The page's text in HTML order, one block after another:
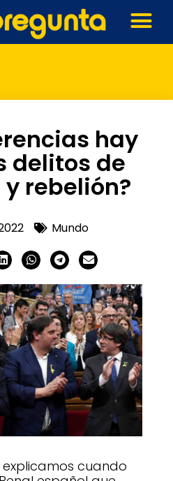
hay
delitos de
rebelión?
Mundo
cuando